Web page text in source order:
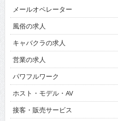
メールオペレーター
風俗の求人
キャバクラの求人
営業の求人
パワフルワーク
ホスト・モデル・AV
接客・販売サービス